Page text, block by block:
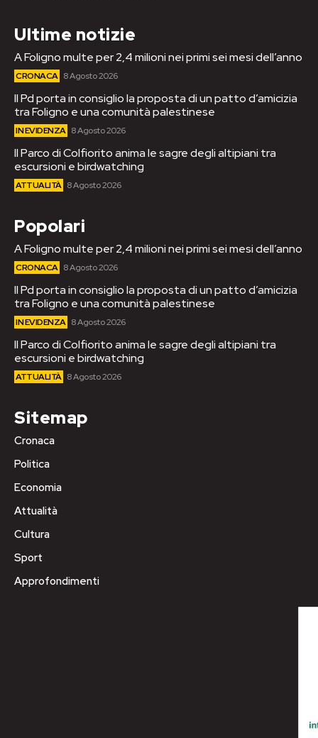
Ultime notizie
A Foligno multe per 2,4 milioni nei primi sei mesi dell’anno
CRONACA 8 Agosto 2026
Il Pd porta in consiglio la proposta di un patto d’amicizia
tra Foligno e una comunità palestinese
IN EVIDENZA 8 Agosto 2026
Il Parco di Colfiorito anima le sagre degli altipiani tra
escursioni e birdwatching
ATTUALITÀ 8 Agosto 2026
Popolari
A Foligno multe per 2,4 milioni nei primi sei mesi dell’anno
CRONACA 8 Agosto 2026
Il Pd porta in consiglio la proposta di un patto d’amicizia
tra Foligno e una comunità palestinese
IN EVIDENZA 8 Agosto 2026
Il Parco di Colfiorito anima le sagre degli altipiani tra
escursioni e birdwatching
ATTUALITÀ 8 Agosto 2026
Sitemap
Cronaca
Politica
Economia
Attualità
Cultura
Sport
Approfondimenti